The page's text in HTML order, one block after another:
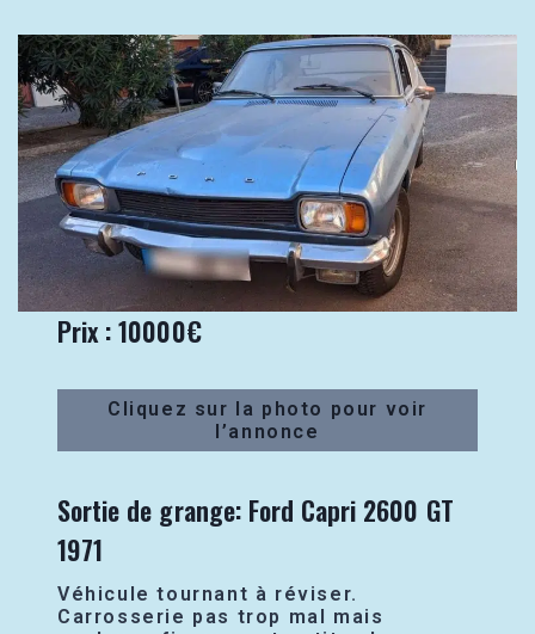
Prix : 10000€
Cliquez sur la photo pour voir
l’annonce
Sortie de grange: Ford Capri 2600 GT
1971
Véhicule tournant à réviser.
Carrosserie pas trop mal mais